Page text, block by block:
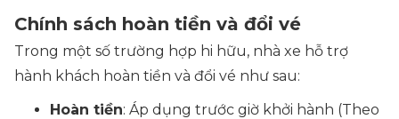
Chính sách hoàn tiền và đổi vé
Trong một số trường hợp hi hữu, nhà xe hỗ trợ
hành khách hoàn tiền và đổi vé như sau:
Hoàn tiền: Áp dụng trước giờ khởi hành (Theo